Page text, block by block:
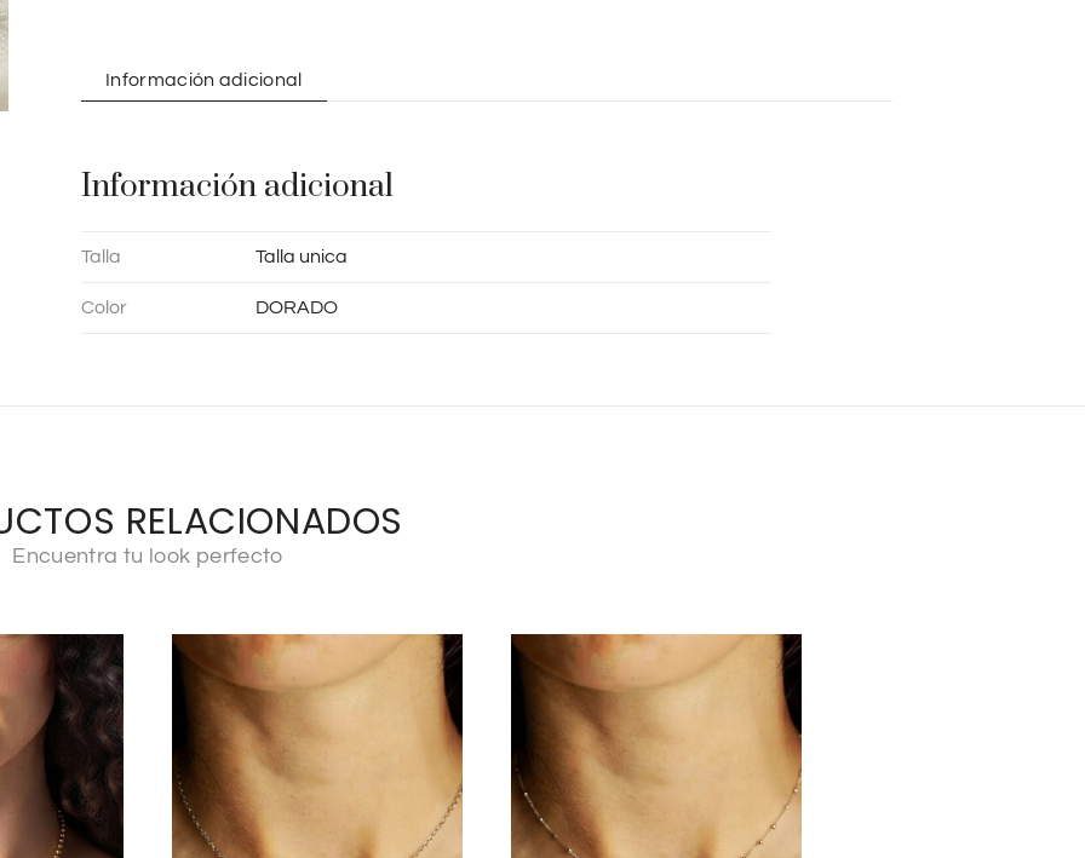
i
:
Información adicional
Información adicional
Talla Talla unica
Color DORADO
RELACIONADOS
Encuentra tu look perfecto